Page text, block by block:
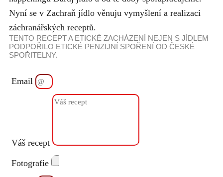
Nyní se v Zachraň jídlo věnuju vymyšlení a realizaci
záchranářských receptů.
TENTO RECEPT A ETICKÉ ZACHÁZENÍ NEJEN S JÍDLEM
PODPOŘILO ETICKÉ PENZIJNÍ SPOŘENÍ OD ČESKÉ
SPOŘITELNY.
Email
Váš recept
Fotografie